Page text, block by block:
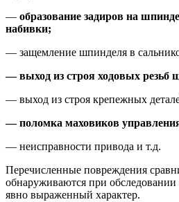
— образование задиров на
набивки;
— защемление шпинделя в
— выход из строя ходовых резьб
— выход из строя крепежных
— поломка маховиков
— неисправности привода и т.д.
Перечисленные повреждения
обнаруживаются при
явно выраженный характер.